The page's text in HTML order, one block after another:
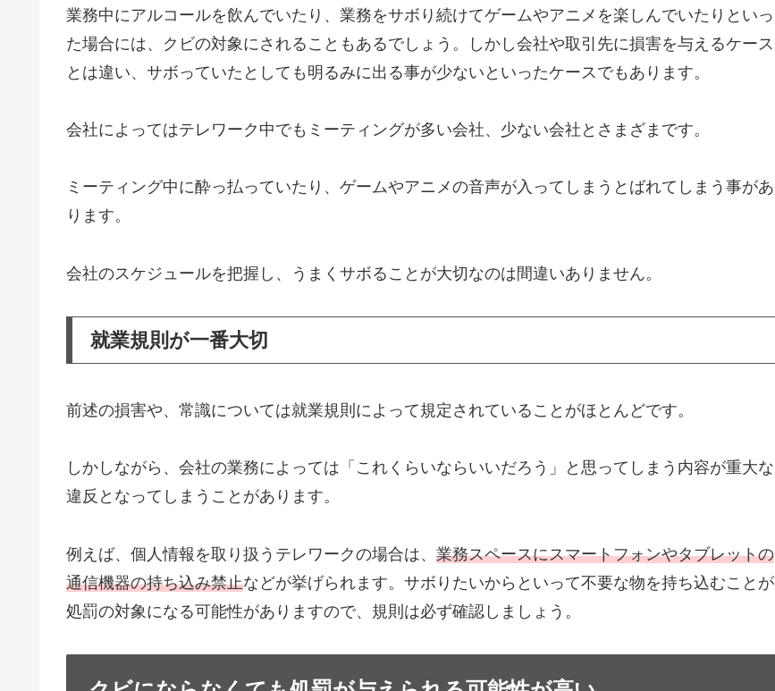
業務中にアルコールを飲んでいたり、業務をサボり続けてゲームやアニメを楽しんでいたりといっ
た場合には、クビの対象にされることもあるでしょう。しかし会社や取引先に損害を与えるケース
とは違い、サボっていたとしても明るみに出る事が少ないといったケースでもあります。
会社によってはテレワーク中でもミーティングが多い会社、少ない会社とさまざまです。
ミーティング中に酔っ払っていたり、ゲームやアニメの音声が入ってしまうとばれてしまう事があ
ります。
会社のスケジュールを把握し、うまくサボることが大切なのは間違いありません。
就業規則が一番大切
前述の損害や、常識については就業規則によって規定されていることがほとんどです。
しかしながら、会社の業務によっては「これくらいならいいだろう」と思ってしまう内容が重大な
違反となってしまうことがあります。
例えば、個人情報を取り扱うテレワークの場合は、 業務スペースにスマートフォンやタブレットの
通信機器の持ち込み禁止などが挙げられます。サボりたいからといって不要な物を持ち込むことが
処罰の対象になる可能性がありますので、規則は必ず確認しましょう。